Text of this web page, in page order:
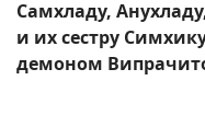
Самхладу,
и их сестру
демоном